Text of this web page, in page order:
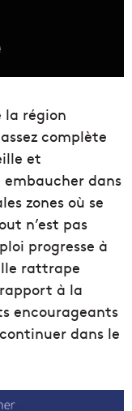
la région
complète
et
dans
zones où se
n’est pas
progresse à
rattrape
à la
encourageants
dans le